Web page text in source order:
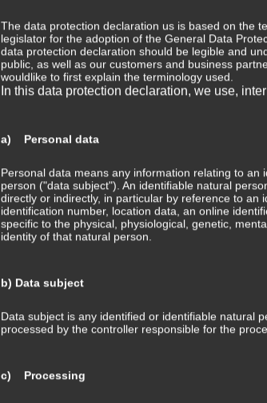
The data protection declaration us is based on the
legislator for the adoption of the General Data
data protection declaration should be legible and
public, as well as our customers and business
wouldlike to first explain the terminology used.
In this data protection declaration, we use,
a) Personal data
Personal data means any information relating to an
person ("data subject"). An identifiable natural
directly or indirectly, in particular by reference to an
identification number, location data, an online
specific to the physical, physiological, genetic,
identity of that natural person.
b) Data subject
Data subject is any identified or identifiable natural
processed by the controller responsible for the
c) Processing